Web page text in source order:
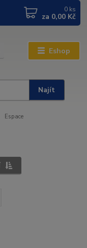
Eshop
Najít
0 ks
za 0,00 Kč
Espace